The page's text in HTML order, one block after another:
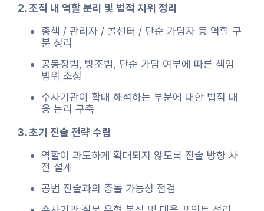
2. 조직 내 역할 분리 및 법적 지위 정리
총책 / 관리자 / 콜센터 / 단순 가담자 등 역할 구
분 정리
공동정범, 방조범, 단순 가담 여부에 따른 책임
범위 조정
수사기관이 확대 해석하는 부분에 대한 법적 대
응 논리 구축
3. 초기 진술 전략 수립
역할이 과도하게 확대되지 않도록 진술 방향 사
전 설계
공범 진술과의 충돌 가능성 점검